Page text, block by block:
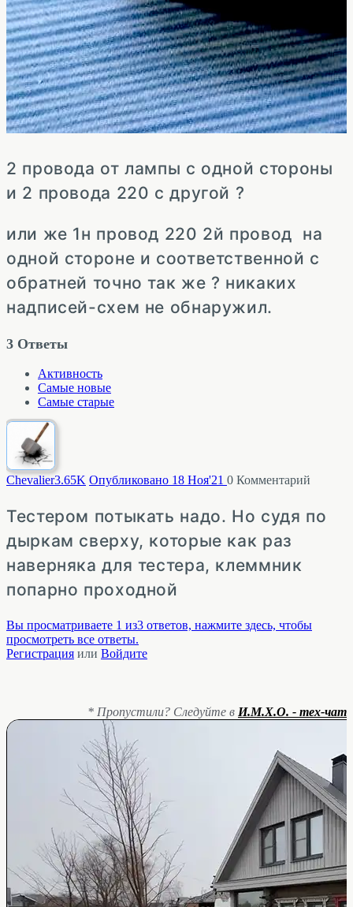
2 провода от лампы с одной стороны
и 2 провода 220 с другой ?
или же 1н провод 220 2й провод на
одной стороне и соответственной с
обратней точно так же ? никаких
надписей-схем не обнаружил.
3 Ответы
Активность
Самые новые
Самые старые
Chevalier3.65K Опубликовано 18 Ноя'21 0 Комментарий
Тестером потыкать надо. Но судя по
дыркам сверху, которые как раз
наверняка для тестера, клеммник
попарно проходной
Вы просматриваете 1 из3 ответов, нажмите здесь, чтобы
просмотреть все ответы.
Регистрация или Войдите
* Пропустили? Следуйте в И.М.Х.О. - тех-чат